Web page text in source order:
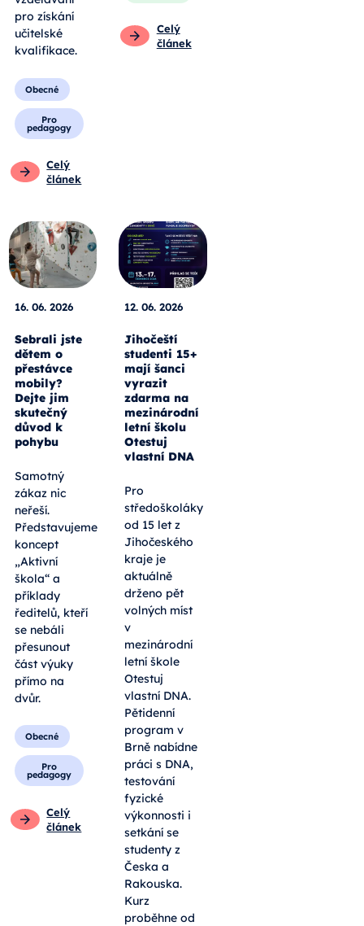
pro získání
učitelské
kvalifikace.
Obecné
Pro
pedagogy
Celý
článek
Celý
článek
16. 06. 2026
Sebrali jste
dětem o
přestávce
mobily?
Dejte jim
skutečný
důvod k
pohybu
Samotný
zákaz nic
neřeší.
Představujeme
koncept
„Aktivní
škola“ a
příklady
ředitelů, kteří
se nebáli
přesunout
část výuky
přímo na
dvůr.
Obecné
Pro
pedagogy
Celý
článek
12. 06. 2026
Jihočeští
studenti 15+
mají šanci
vyrazit
zdarma na
mezinárodní
letní školu
Otestuj
vlastní DNA
Pro
středoškoláky
od 15 let z
Jihočeského
kraje je
aktuálně
drženo pět
volných míst
v
mezinárodní
letní škole
Otestuj
vlastní DNA.
Pětidenní
program v
Brně nabídne
práci s DNA,
testování
fyzické
výkonnosti i
setkání se
studenty z
Česka a
Rakouska.
Kurz
proběhne od